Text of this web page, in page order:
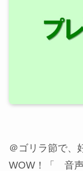
＠ゴリラ節で、
WOW！「 音